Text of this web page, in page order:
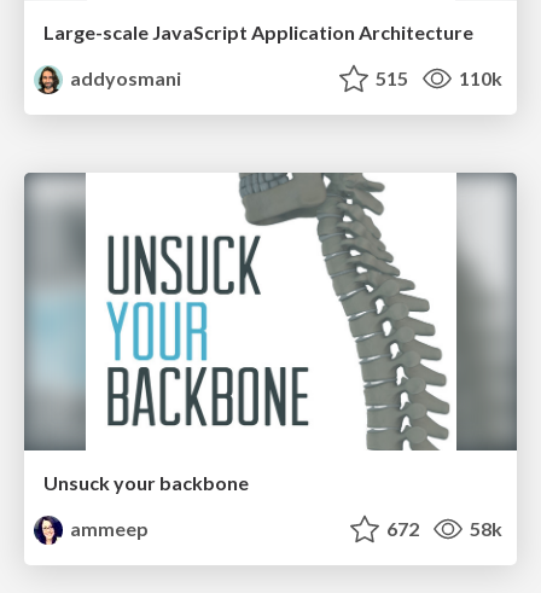
Large-scale JavaScript Application Architecture
addyosmani
515 110k
Unsuck your backbone
ammeep
672 58k